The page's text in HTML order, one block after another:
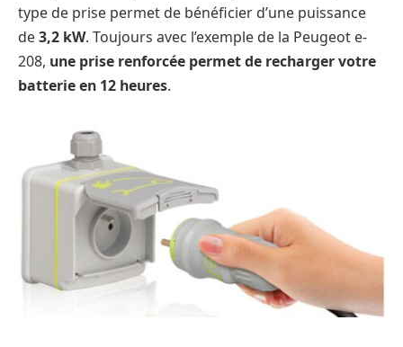
type de prise permet de bénéficier d’une puissance
de3,2 kW. Toujours avec l’exemple de la Peugeot e-
208, une prise renforcée permet de recharger votre
batterie en 12 heures.